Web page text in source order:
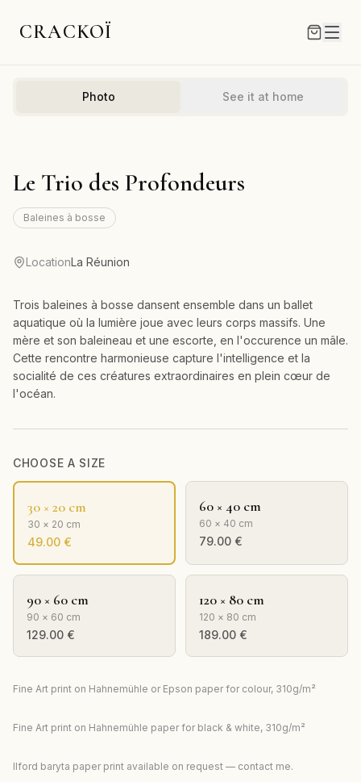
CRACKOÏ
Photo See it at home
Le Trio des Profondeurs
Baleines à bosse
LocationLa Réunion
Trois baleines à bosse dansent ensemble dans un ballet
aquatique où la lumière joue avec leurs corps massifs. Une
mère et son baleineau et une escorte, en l'occurence un mâle.
Cette rencontre harmonieuse capture l'intelligence et la
socialité de ces créatures extraordinaires en plein cœur de
l'océan.
CHOOSE A SIZE
30 × 20 cm
30 × 20 cm
49.00 €
60 × 40 cm
60 × 40 cm
79.00 €
90 × 60 cm
90 × 60 cm
129.00 €
120 × 80 cm
120 × 80 cm
189.00 €
Fine Art print on Hahnemühle or Epson paper for colour, 310g/m²
Fine Art print on Hahnemühle paper for black & white, 310g/m²
Ilford baryta paper print available on request — contact me.